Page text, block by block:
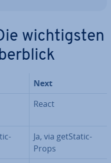
wich­tigs­ten
Next
React
Ja, via get­Sta­tic­
Props